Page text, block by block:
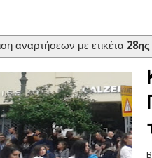
αναρτήσεων με ετικέτα